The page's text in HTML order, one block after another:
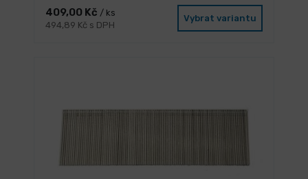
409,00 Kč / ks
494,89 Kč s DPH
Vybrat variantu